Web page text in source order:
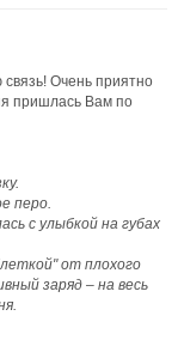
Очень приятно
пришлась Вам по
перо.
с улыбкой на губах
от плохого
заряд – на весь